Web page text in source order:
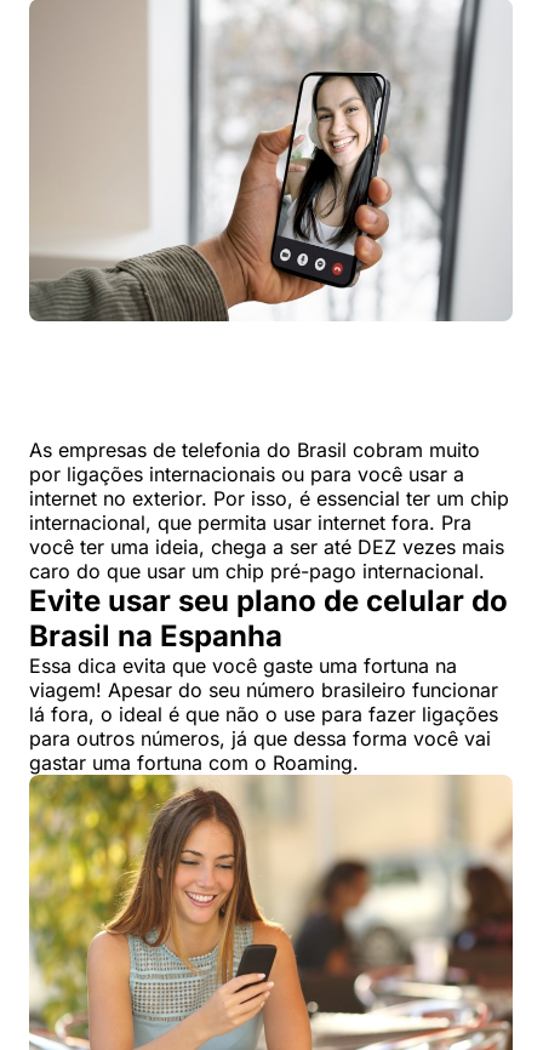
As empresas de telefonia do Brasil cobram muito
por ligações internacionais ou para você usar a
internet no exterior. Por isso, é essencial ter um chip
internacional, que permita usar internet fora. Pra
você ter uma ideia, chega a ser até DEZ vezes mais
caro do que usar um chip pré-pago internacional.
Evite usar seu plano de celular do
Brasil na Espanha
Essa dica evita que você gaste uma fortuna na
viagem! Apesar do seu número brasileiro funcionar
lá fora, o ideal é que não o use para fazer ligações
para outros números, já que dessa forma você vai
gastar uma fortuna com o Roaming.